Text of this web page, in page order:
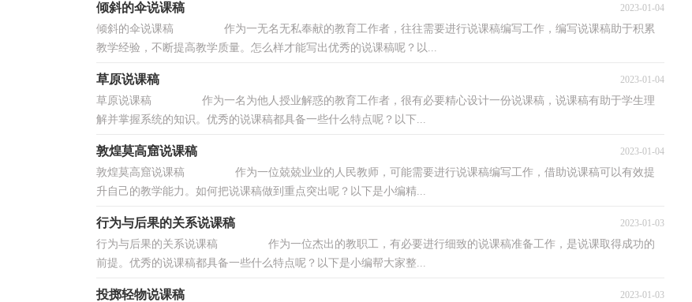
倾斜的伞说课稿 2023-01-04
倾斜的伞说课稿 作为一无名无私奉献的教育工作者，往往需要进行说课稿编写工作，编写说课稿助于积累
教学经验，不断提高教学质量。怎么样才能写出优秀的说课稿呢？以...
草原说课稿 2023-01-04
草原说课稿 作为一名为他人授业解惑的教育工作者，很有必要精心设计一份说课稿，说课稿有助于学生理
解并掌握系统的知识。优秀的说课稿都具备一些什么特点呢？以下...
敦煌莫高窟说课稿 2023-01-04
敦煌莫高窟说课稿 作为一位兢兢业业的人民教师，可能需要进行说课稿编写工作，借助说课稿可以有效提
升自己的教学能力。如何把说课稿做到重点突出呢？以下是小编精...
行为与后果的关系说课稿 2023-01-03
行为与后果的关系说课稿 作为一位杰出的教职工，有必要进行细致的说课稿准备工作，是说课取得成功的
前提。优秀的说课稿都具备一些什么特点呢？以下是小编帮大家整...
投掷轻物说课稿 2023-01-03